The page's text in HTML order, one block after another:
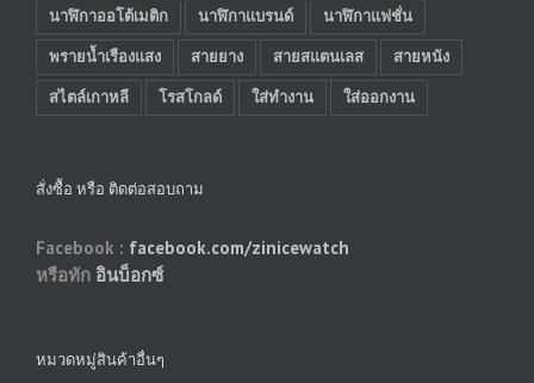
นาฬิกาออโต้เมติก
นาฬิกาแบรนด์
นาฬิกาแฟชั่น
พรายน้ำเรืองแสง
สายยาง สายสแตนเลส
สายหนัง
สไตล์เกาหลี
โรสโกลด์ ใส่ทำงาน ใส่ออกงาน
สั่งซื้อ หรือ ติดต่อสอบถาม
Facebook : facebook.com/zinicewatch
หรือทัก อินบ็อกซ์
หมวดหมู่สินค้าอื่นๆ